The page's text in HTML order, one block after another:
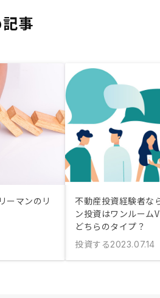
事
ーマンのリ
不動産投資経験者な
ン投資はワンルーム
どちらのタイプ？
投資する2023.07.14